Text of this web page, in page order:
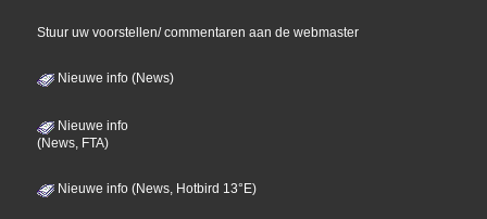
Stuur uw voorstellen/ commentaren aan de webmaster
Nieuwe info (News)
Nieuwe info
(News, FTA)
Nieuwe info (News, Hotbird 13°E)